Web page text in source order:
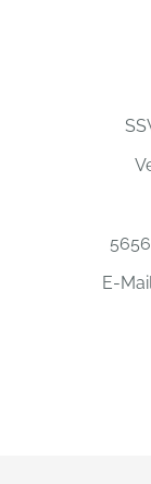
E-